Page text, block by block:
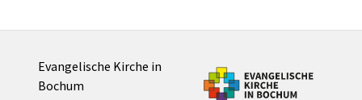
Evangelische Kirche in
Bochum